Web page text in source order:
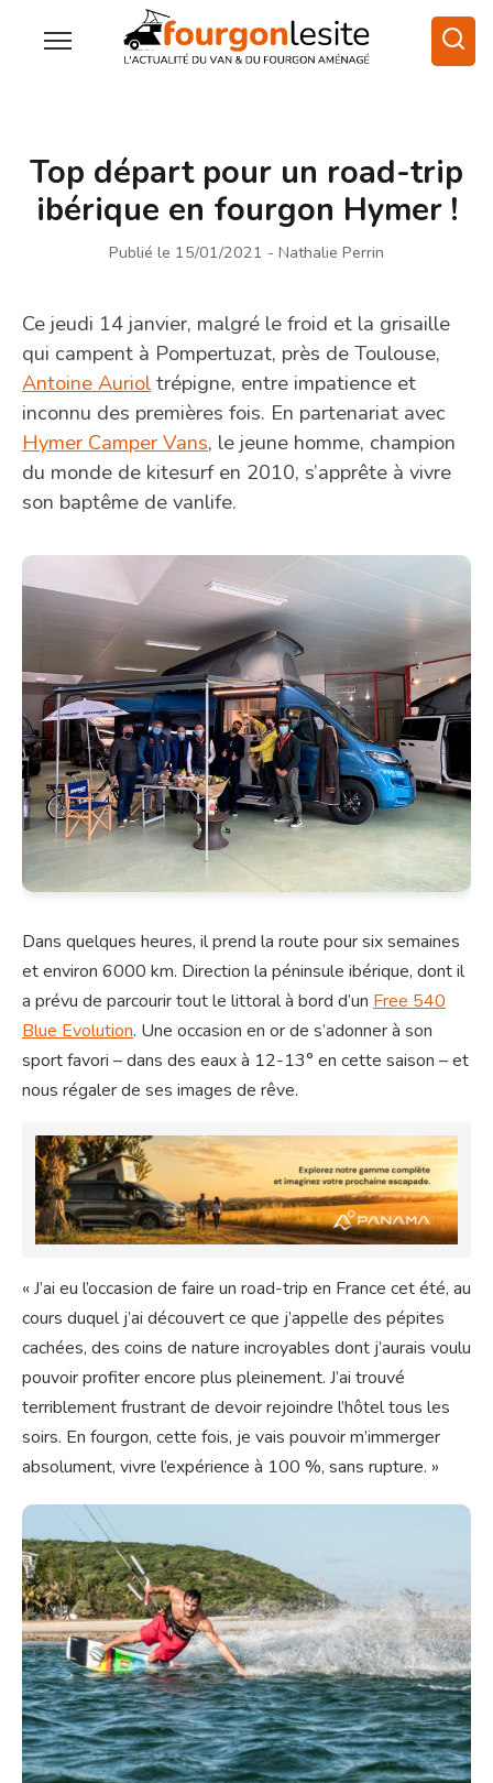
Top départ pour un road-trip
ibérique en fourgon Hymer !
Publié le 15/01/2021 - Nathalie Perrin
Ce jeudi 14 janvier, malgré le froid et la grisaille
qui campent à Pompertuzat, près de Toulouse,
Antoine Auriol trépigne, entre impatience et
inconnu des premières fois. En partenariat avec
Hymer Camper Vans, le jeune homme, champion
du monde de kitesurf en 2010, s’apprête à vivre
son baptême de vanlife.
Dans quelques heures, il prend la route pour six semaines
et environ 6000 km. Direction la péninsule ibérique, dont il
a prévu de parcourir tout le littoral à bord d’un Free 540
Blue Evolution. Une occasion en or de s’adonner à son
sport favori – dans des eaux à 12-13° en cette saison – et
nous régaler de ses images de rêve.
« J’ai eu l’occasion de faire un road-trip en France cet été, au
cours duquel j’ai découvert ce que j’appelle des pépites
cachées, des coins de nature incroyables dont j’aurais voulu
pouvoir profiter encore plus pleinement. J’ai trouvé
terriblement frustrant de devoir rejoindre l’hôtel tous les
soirs. En fourgon, cette fois, je vais pouvoir m’immerger
absolument, vivre l’expérience à 100 %, sans rupture. »